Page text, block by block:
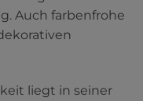
Auch farbenfrohe
liegt in seiner